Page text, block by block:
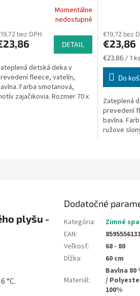
Momentálne
nedostupné
bez DPH
DETAIL
detská deka v
fleece, vatelín,
Farba smotanová,
zajačikovia. Rozmer 70 x
€19,72 bez
€23,86
Jednotková
cena:
€23,86 / 1 ks
Do
Zateplená
prevedení
bavlna.
ružove
plyšu -
°C.
Dodatočné
Kategória:
Zimné
EAN:
Veľkosť:
68 - 80
Dĺžka: 60 cm
Materiál:
Bavlna 80
/
100%